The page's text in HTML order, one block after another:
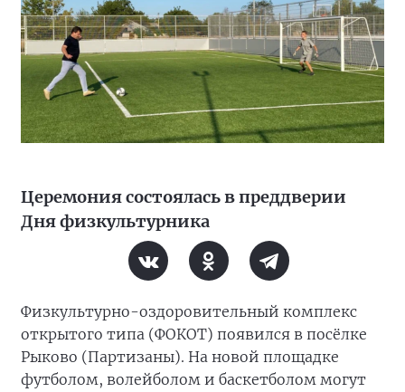
Церемония состоялась в преддверии
Дня физкультурника
Физкультурно-оздоровительный комплекс
открытого типа (ФОКОТ) появился в посёлке
Рыково (Партизаны). На новой площадке
футболом, волейболом и баскетболом могут